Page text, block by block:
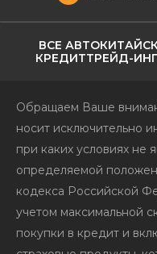
ВСЕ АВТО
КРЕДИТТРЕЙД-ИН
Обращаем Ваше
носит исключительно
при каких условиях не
определяемой
кодекса Российской
учетом максимальной
покупки в кредит и